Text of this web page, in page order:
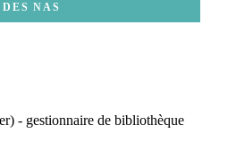
NAS
- gestionnaire de bibliothèque